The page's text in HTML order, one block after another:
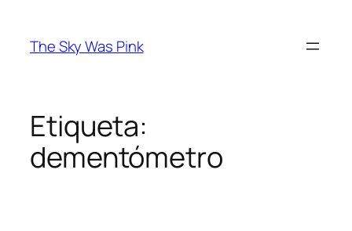
contenido
The Sky Was Pink
Etiqueta:
dementómetro